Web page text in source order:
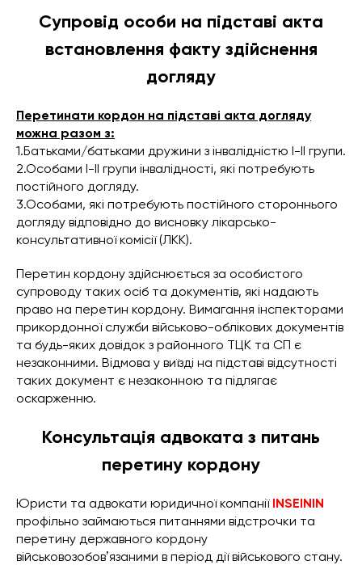
Супровід особи на підставі акта
встановлення факту здійснення
догляду
Перетинати кордон на підставі акта догляду
можна разом з:
1.Батьками/батьками дружини з інвалідністю І-ІІ групи.
2.Особами І-ІІ групи інвалідності, які потребують
постійного догляду.
3.Особами, які потребують постійного стороннього
догляду відповідно до висновку лікарсько-
консультативної комісії (ЛКК).
Перетин кордону здійснюється за особистого
супроводу таких осіб та документів, які надають
право на перетин кордону. Вимагання інспекторами
прикордонної служби військово-облікових документів
та будь-яких довідок з районного ТЦК та СП є
незаконними. Відмова у виїзді на підставі відсутності
таких документ є незаконною та підлягає
оскарженню.
Консультація адвоката з питань
перетину кордону
Юристи та адвокати юридичної компанії INSEININ
профільно займаються питаннями відстрочки та
перетину державного кордону
військовозобовʼязаними в період дії військового стану.